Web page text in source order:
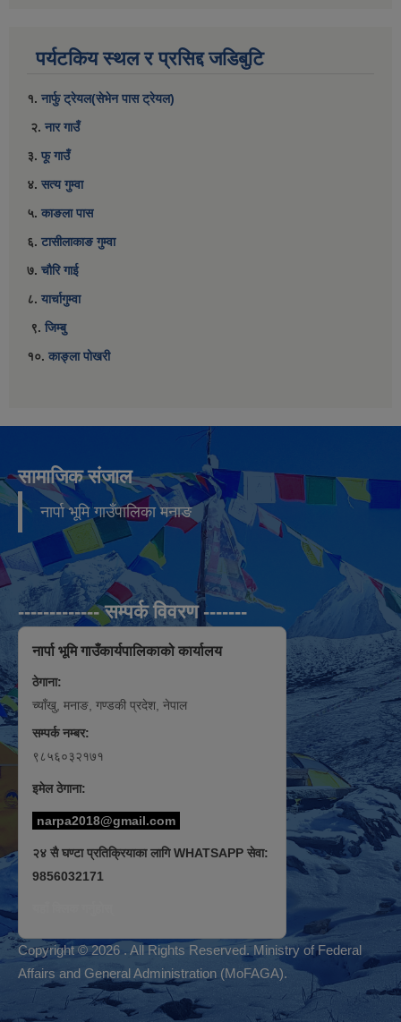
पर्यटकिय स्थल र प्रसिद्द जडिबुटि
१. नार्फु ट्रेयल(सेभेन पास ट्रेयल)
२. नार गाउँ
३. फू गाउँ
४. सत्य गुम्वा
५. काङला पास
६. टासीलाकाङ गुम्वा
७. चौरि गाई
८. यार्चागुम्वा
९. जिम्बु
१०. काङ्ला पोखरी
सामाजिक संजाल
नार्पा भूमि गाउँपालिका मनाङ
------------- सम्पर्क विवरण -------
नार्पा भूमि गाउँकार्यपालिकाको कार्यालय
ठेगाना:
च्याँखु, मनाङ, गण्डकी प्रदेश, नेपाल
सम्पर्क नम्बर:
९८५६०३२१७१
इमेल ठेगाना:
narpa2018@gmail.com
२४ सै घण्टा प्रतिक्रियाका लागि WHATSAPP सेवा:
9856032171
Copyright © 2026 . All Rights Reserved. Ministry of Federal
Affairs and General Administration (MoFAGA).